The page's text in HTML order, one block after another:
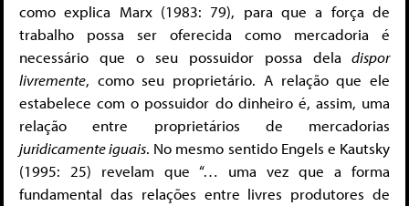
como explica Marx (1983: 79), para que a força de
trabalho possa ser oferecida como mercadoria é
necessário que o seu possuidor possa dela dispor
livremente, como seu proprietário. A relação que ele
estabelece com o possuidor do dinheiro é, assim, uma
relação entre proprietários de mercadorias
juridicamente iguais. No mesmo sentido Engels e Kautsky
(1995: 25) revelam que “… uma vez que a forma
fundamental das relações entre livres produtores de